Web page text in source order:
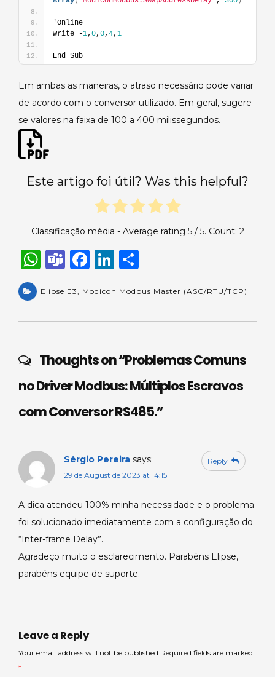
'Online
Write -1, 0, 0, 4, 1
End Sub
Em ambas as maneiras, o atraso necessário pode variar
de acordo com o conversor utilizado. Em geral, sugere-
se valores na faixa de 100 a 400 milissegundos.
Este artigo foi útil? Was this helpful?
Classificação média - Average rating 5/ 5. Count: 2
W
a
ts
p
p
T
a
m
F
c
e
o
o
k
Li
k
e
n
ar
e
Elipse E3 Modicon Modbus Master (ASC/RTU/TCP)
Thoughts on “Problemas Comuns
no Driver Modbus: Múltiplos Escravos
com Conversor RS485.”
Sérgio Pereira says:
29 de August de 2023 at 14:15
A dica atendeu 100% minha necessidade e o problema
foi solucionado imediatamente com a configuração do
“Inter-frame Delay”.
Agradeço muito o esclarecimento. Parabéns Elipse,
parabéns equipe de suporte.
Reply
Leave a Reply
Your email address will not be published.Required fields are marked
*